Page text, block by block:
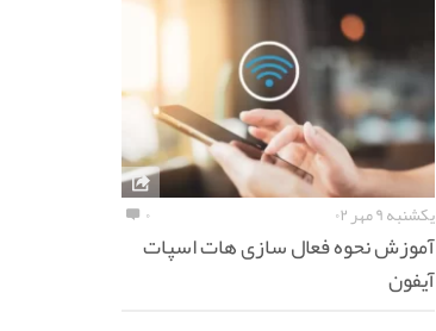
یکشنبه ۹ مهر ۰۲ ۰
آموزش نحوه فعال سازی هات اسپات
آیفون